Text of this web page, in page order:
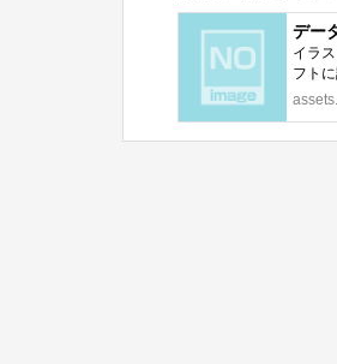
デー
イラ
フト